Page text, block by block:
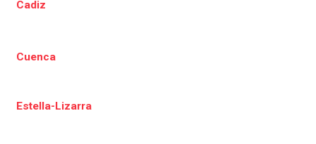
Cadiz
Cuenca
Estella-Lizarra